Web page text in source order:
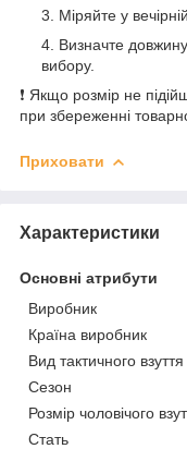
Міряйте у
Визначте
вибору.
❗ Якщо розмір не
при збереженні
Приховати
Характеристики
Основні атрибути
Виробник
Країна виробник
Вид тактичного взуття
Сезон
Розмір чоловічого
Стать